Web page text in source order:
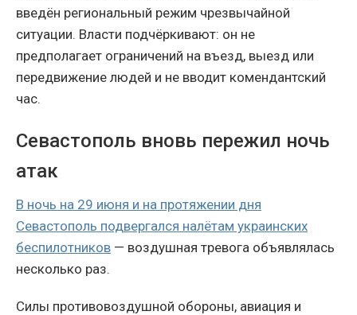
введён региональный режим чрезвычайной
ситуации. Власти подчёркивают: он не
предполагает ограничений на въезд, выезд или
передвижение людей и не вводит комендантский
час.
Севастополь вновь пережил ночь
атак
В ночь на 29 июня и на протяжении дня
Севастополь подвергался налётам украинских
беспилотников — воздушная тревога объявлялась
несколько раз.
Силы противовоздушной обороны, авиация и